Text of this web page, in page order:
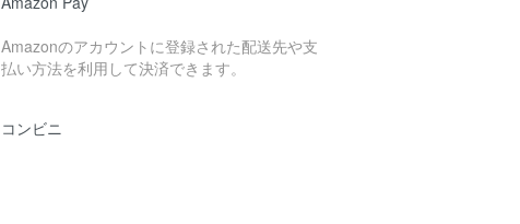
Amazonのアカウントに登録された配送先や支
払い方法を利用して決済できます。
コンビニ